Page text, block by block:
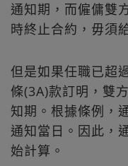
通知期，而僱傭雙
時終止合約，毋須
但是如果任職已超
條(3A)款訂明，雙
知期。根據條例，
通知當日。因此，
始計算。